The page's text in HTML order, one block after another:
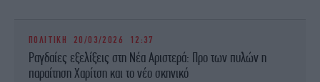
ΠΟΛΙΤΙΚΗ 20/03/2026 12:37
Ραγδαίες εξελίξεις στη Νέα Αριστερά: Προ των πυλών η
παραίτηση Χαρίτση και το νέο σκηνικό